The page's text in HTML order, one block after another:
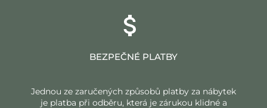
BEZPEČNÉ PLATBY
Jednou ze zaručených způsobů platby za nábytek
je platba při odběru, která je zárukou klidné a